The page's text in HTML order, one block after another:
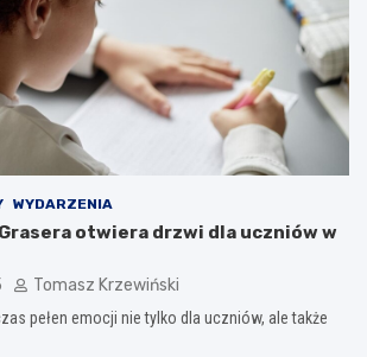
WYDARZENIA
Grasera otwiera drzwi dla uczniów w
Tomasz Krzewiński
pełen emocji nie tylko dla uczniów, ale także